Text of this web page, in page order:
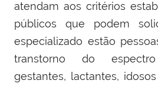
atendam aos critérios
públicos que podem
especializado estão
transtorno do
gestantes, lactantes,